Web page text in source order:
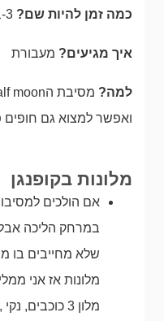
כמה זמן להיות שם?
איך מגיעים? מעבורת
למה?
ואפשר למצוא גם חופים
מלונות בקופנגן
אם הולכים
במרחק הליכה אבל
מלון 3